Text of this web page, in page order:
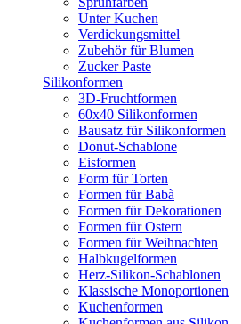
Unter Kuchen
Verdickungsmittel
Zubehör für Blumen
Zucker Paste
Silikonformen
3D-Fruchtformen
60x40 Silikonformen
Bausatz für Silikonformen
Donut-Schablone
Eisformen
Form für Torten
Formen für Babà
Formen für Dekorationen
Formen für Ostern
Formen für Weihnachten
Halbkugelformen
Herz-Silikon-Schablonen
Klassische Monoportionen
Kuchenformen